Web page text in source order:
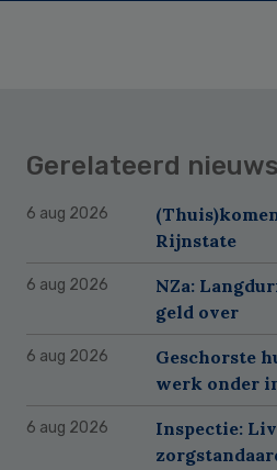
Gerelateerd nieuws
6 aug 2026
Rijnstate
6 aug 2026
NZa:
geld over
6 aug 2026
Geschorste
werk onder
6 aug 2026
Inspectie: